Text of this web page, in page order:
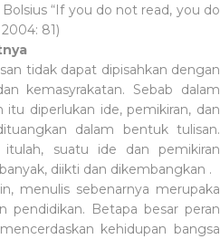
“If you do not read, you do
81)
dapat dipisahkan dengan
kemasyrakatan. Sebab dalam
itu diperlukan ide, pemikiran, dan
dalam bentuk tulisan.
itulah, suatu ide dan pemikiran
diikti dan dikembangkan .
sebenarnya merupaka
pendidikan. Betapa besar peran
kehidupan bangsa